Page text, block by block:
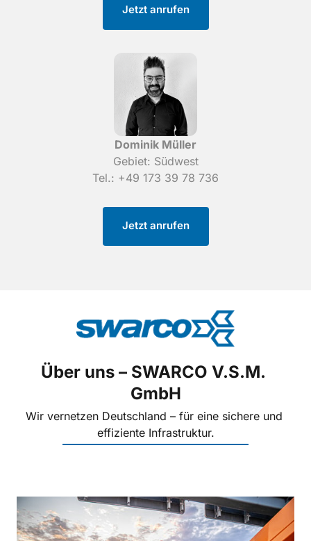
Jetzt anrufen
Gebiet: Südwest
Tel.: +49 173 39 78 736
Jetzt anrufen
Über uns – SWARCO V.S.M.
GmbH
Wir vernetzen Deutschland – für eine sichere und
effiziente Infrastruktur.